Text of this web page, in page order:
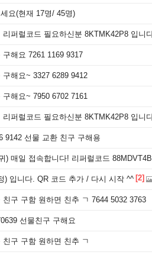
요(현재 17명/ 45명)
리퍼럴코드 필요하신분 8KTMK42P8 입니
구해요 7261 1169 9317
구해요~ 3327 6289 9412
구해요~ 7950 6702 7161
리퍼럴코드 필요하신분 8KTMK42P8 입니
9142 선물 교환 친구 구해용
) 매일 접속합니다! 리퍼럴코드
) 입니다. QR 코드 추가 / 다시 시작 ^^ [2]
친구 구함 원하면 친추 ㄱ 7644 5032 3763
선물친구 구해요
친구 구함 원하면 친추 ㄱ